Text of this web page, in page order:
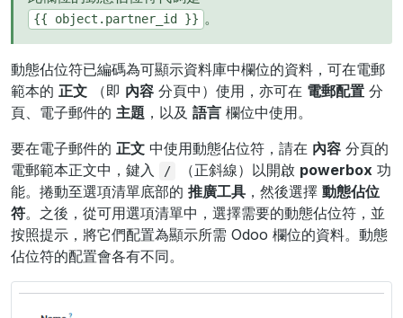
{{ object.partner_id }} 。
動態佔位符已編碼為可顯示資料庫中欄位的資料，可在電郵
範本的 正文 （即 內容 分頁中）使用，亦可在 電郵配置 分
頁、電子郵件的 主題 ，以及 語言 欄位中使用。
要在電子郵件的 正文 中使用動態佔位符，請在 內容 分頁的
電郵範本正文中，鍵入
/ （正斜線）以開啟 powerbox 功
能。捲動至選項清單底部的 推廣工具 ，然後選擇 動態佔位
符。之後，從可用選項清單中，選擇需要的動態佔位符，並
按照提示，將它們配置為顯示所需 Odoo 欄位的資料。動態
佔位符的配置會各有不同。